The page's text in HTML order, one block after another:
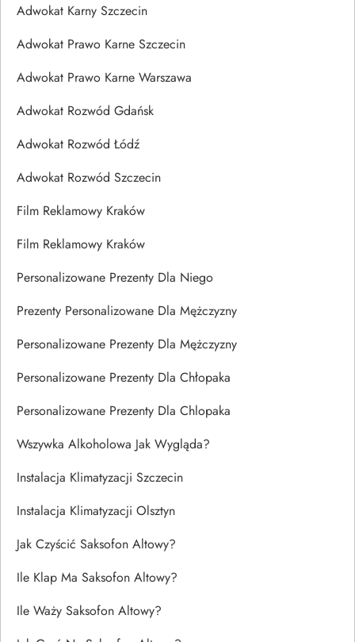
Adwokat Karny Szczecin
Adwokat Prawo Karne Szczecin
Adwokat Prawo Karne Warszawa
Adwokat Rozwód Gdańsk
Adwokat Rozwód Łódź
Adwokat Rozwód Szczecin
Film Reklamowy Kraków
Film Reklamowy Kraków
Personalizowane Prezenty Dla Niego
Prezenty Personalizowane Dla Mężczyzny
Personalizowane Prezenty Dla Mężczyzny
Personalizowane Prezenty Dla Chłopaka
Personalizowane Prezenty Dla Chlopaka
Wszywka Alkoholowa Jak Wygląda?
Instalacja Klimatyzacji Szczecin
Instalacja Klimatyzacji Olsztyn
Jak Czyścić Saksofon Altowy?
Ile Klap Ma Saksofon Altowy?
Ile Waży Saksofon Altowy?